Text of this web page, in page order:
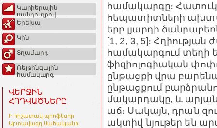
Կարիերային
սանդուղքով
Երեխա
Կին
Տղամարդ
Ռեյթինգային
համակարգ
ՎԵՐՋԻՆ
ՀՈԴՎԱԾՆԵՐԸ
Ի հիշատակ պրոֆեսոր
Արտավազդ Սահակյանի
համակարգը։ Հատուկ
հեպատիտների
երբ լյարդի
[1, 2, 3, 5]։
համակարգում տեղի
ֆիզիոլոգիական
ընթացքի վրա
ընթացքում
մակարդակը, և արյան
աճ։ Սակայն, դրան
ակտիվ նյութեր են